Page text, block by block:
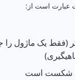
عبارت است از:
(فقط یک ماژول را
شکست است